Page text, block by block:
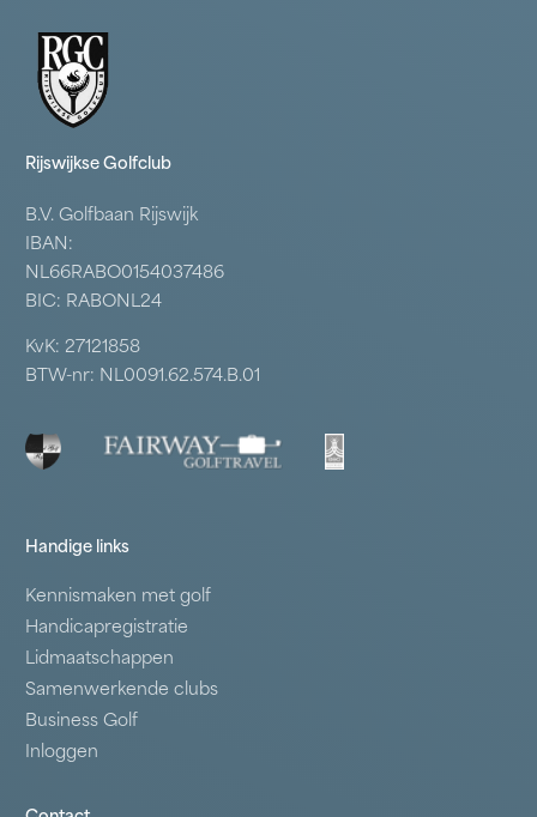
Rijswijkse Golfclub
B.V. Golfbaan Rijswijk
IBAN:
NL66RABO0154037486
BIC: RABONL24
KvK: 27121858
BTW-nr: NL0091.62.574.B.01
Handige links
Kennismaken met golf
Handicapregistratie
Lidmaatschappen
Samenwerkende clubs
Business Golf
Inloggen